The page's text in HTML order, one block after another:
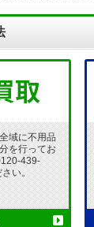
域に不用品
を行ってお
439-
さい。